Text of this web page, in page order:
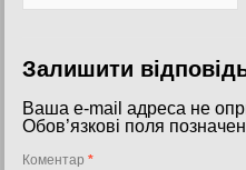
Залишити
Ваша e-mail адреса не
Обов’язкові поля
Коментар *